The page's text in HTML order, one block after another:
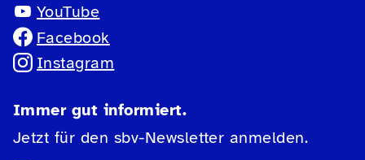
YouTube
Facebook
Instagram
Immer gut informiert.
Jetzt für den sbv-Newsletter anmelden.